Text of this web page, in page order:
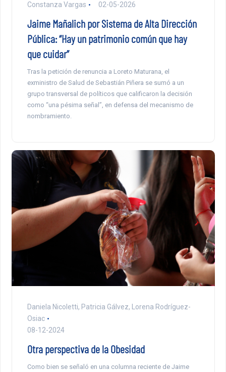
Constanza Vargas 02-05-2026
Jaime Mañalich por Sistema de Alta Dirección
Pública: “Hay un patrimonio común que hay
que cuidar”
Tras la petición de renuncia a Loreto Maturana, el
exministro de Salud de Sebastián Piñera se sumó a un
grupo transversal de políticos que calificaron la decisión
como “una pésima señal”, en defensa del mecanismo de
nombramiento.
Daniela Nicoletti, Patricia Gálvez, Lorena Rodríguez-
Osiac
08-12-2024
Otra perspectiva de la Obesidad
Como bien se señaló en una columna reciente de Jaime